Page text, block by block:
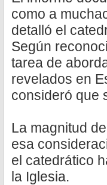
como a
detalló el
Según
tarea de
revelados en
consideró que
La magnitud
esa
el catedrático
la Iglesia.